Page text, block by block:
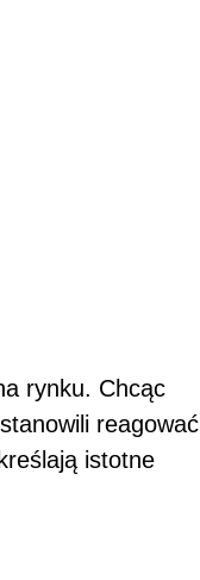
rynku. Chcąc
reagować
istotne